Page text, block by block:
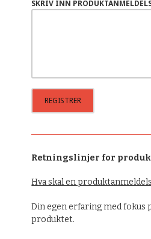
SKRIV INN
Retningslinjer for
Hva skal en
Din egen erfaring med fokus
produktet.